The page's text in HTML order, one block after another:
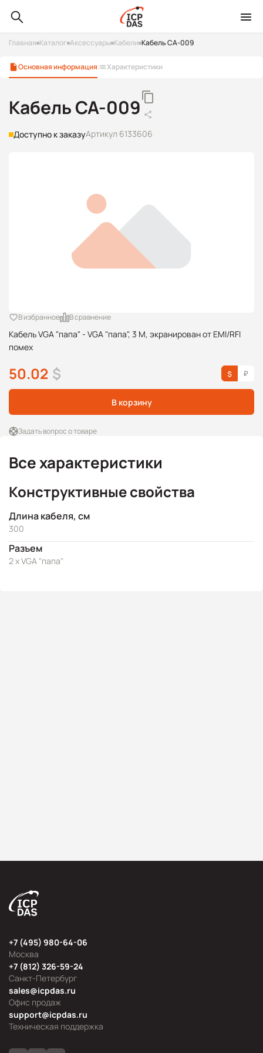
Главная Каталог Аксессуары Кабели Кабель CA-009
Основная информация Характеристики
Кабель CA-009
Доступно к заказуАртикул 6133606
Кабель VGA "папа" - VGA "папа", 3 М, экранирован от EMI/RFI
помех
В избранное В сравнение
50.02 $
В корзину
Задать вопрос о товаре
Все характеристики
Конструктивные свойства
Длина кабеля, см
300
Разъем
2 x VGA "папа"
Москва
+7 (495) 980-64-06
Офис продаж
sales@icpdas.ru
Санкт-Петербург
+7 (812) 326-59-24
Техническая поддержка
support@icpdas.ru